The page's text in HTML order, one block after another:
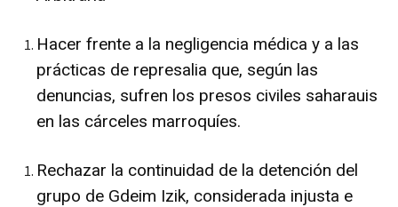
Hacer frente a la negligencia médica y a las
prácticas de represalia que, según las
denuncias, sufren los presos civiles saharauis
en las cárceles marroquíes.
Rechazar la continuidad de la detención del
grupo de Gdeim Izik, considerada injusta e